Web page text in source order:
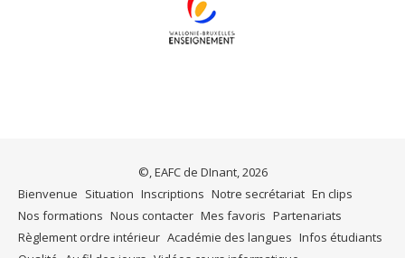
©, EAFC de DInant, 2026
Bienvenue Situation Inscriptions Notre secrétariat En clips
Nos formations Nous contacter Mes favoris Partenariats
Règlement ordre intérieur Académie des langues Infos étudiants